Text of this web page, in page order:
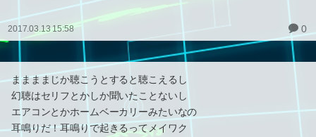
2017.03.13 15:58 0
ままままじか聴こうとすると聴こえるし
幻聴はセリフとかしか聞いたことないし
エアコンとかホームベーカリーみたいなの
耳鳴りだ！耳鳴りで起きるってメイワク